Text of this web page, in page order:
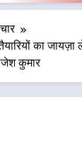
का
कुमार